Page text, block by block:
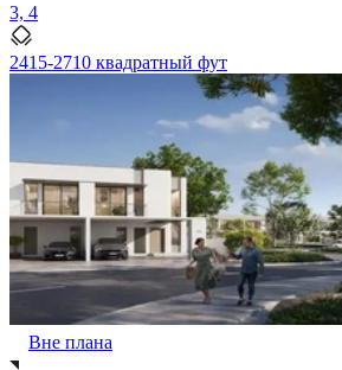
3, 4
2415-2710 квадратный фут
Вне плана